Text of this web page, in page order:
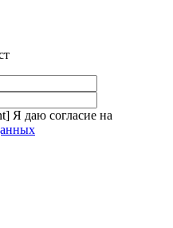
Я даю согласие на